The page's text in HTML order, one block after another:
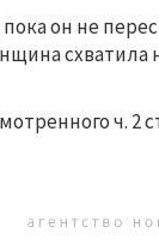
он не
схватила
ч. 2